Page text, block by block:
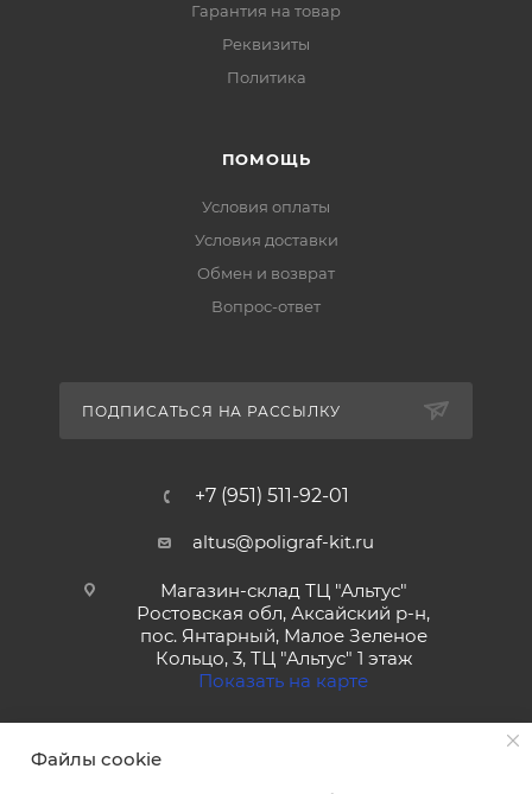
Гарантия на товар
Реквизиты
Политика
ПОМОЩЬ
Условия оплаты
Условия доставки
Обмен и возврат
Вопрос-ответ
ПОДПИСАТЬСЯ НА РАССЫЛКУ
+7 (951) 511-92-01
altus@poligraf-kit.ru
Магазин-склад ТЦ "Альтус"
Ростовская обл, Аксайский р-н,
пос. Янтарный, Малое Зеленое
Кольцо, 3, ТЦ "Альтус" 1 этаж
Показать на карте
Файлы cookie